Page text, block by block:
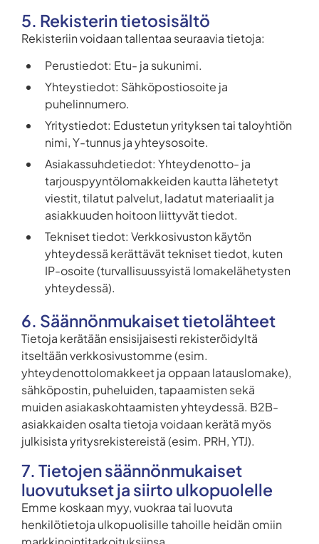
5. Rekisterin tietosisältö
Rekisteriin voidaan tallentaa seuraavia tietoja:
Perustiedot: Etu- ja sukunimi.
Yhteystiedot: Sähköpostiosoite ja
puhelinnumero.
Yritystiedot: Edustetun yrityksen tai taloyhtiön
nimi, Y-tunnus ja yhteysosoite.
Asiakassuhdetiedot: Yhteydenotto- ja
tarjouspyyntölomakkeiden kautta lähetetyt
viestit, tilatut palvelut, ladatut materiaalit ja
asiakkuuden hoitoon liittyvät tiedot.
Tekniset tiedot: Verkkosivuston käytön
yhteydessä kerättävät tekniset tiedot, kuten
IP-osoite (turvallisuussyistä lomakelähetysten
yhteydessä).
6. Säännönmukaiset tietolähteet
Tietoja kerätään ensisijaisesti rekisteröidyltä
itseltään verkkosivustomme (esim.
yhteydenottolomakkeet ja oppaan latauslomake),
sähköpostin, puheluiden, tapaamisten sekä
muiden asiakaskohtaamisten yhteydessä. B2B-
asiakkaiden osalta tietoja voidaan kerätä myös
julkisista yritysrekistereistä (esim. PRH, YTJ).
7. Tietojen säännönmukaiset
luovutukset ja siirto ulkopuolelle
Emme koskaan myy, vuokraa tai luovuta
henkilötietoja ulkopuolisille tahoille heidän omiin